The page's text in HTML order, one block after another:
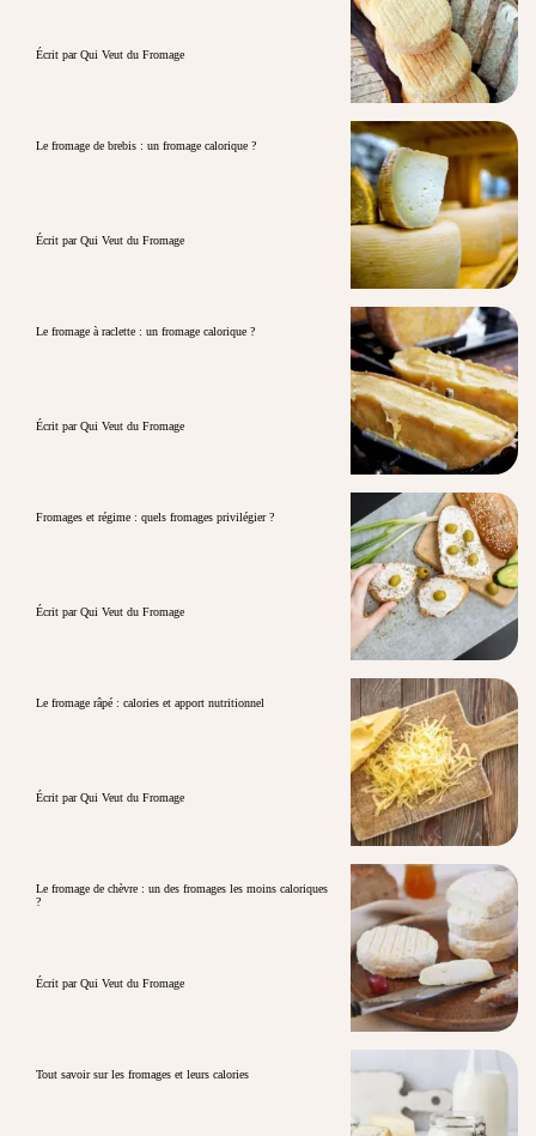
Écrit par Qui Veut du Fromage
Le fromage de brebis : un fromage calorique ?
Écrit par Qui Veut du Fromage
Le fromage à raclette : un fromage calorique ?
Écrit par Qui Veut du Fromage
Fromages et régime : quels fromages privilégier ?
Écrit par Qui Veut du Fromage
Le fromage râpé : calories et apport nutritionnel
Écrit par Qui Veut du Fromage
Le fromage de chèvre : un des fromages les moins caloriques
?
Écrit par Qui Veut du Fromage
Tout savoir sur les fromages et leurs calories